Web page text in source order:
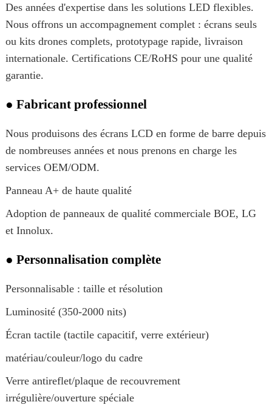
Des années d'expertise dans les solutions LED flexibles.
Nous offrons un accompagnement complet : écrans seuls
ou kits drones complets, prototypage rapide, livraison
internationale. Certifications CE/RoHS pour une qualité
garantie.
● Fabricant professionnel
Nous produisons des écrans LCD en forme de barre depuis
de nombreuses années et nous prenons en charge les
services OEM/ODM.
Panneau A+ de haute qualité
Adoption de panneaux de qualité commerciale BOE, LG
et Innolux.
● Personnalisation complète
Personnalisable : taille et résolution
Luminosité (350-2000 nits)
Écran tactile (tactile capacitif, verre extérieur)
matériau/couleur/logo du cadre
Verre antireflet/plaque de recouvrement
irrégulière/ouverture spéciale